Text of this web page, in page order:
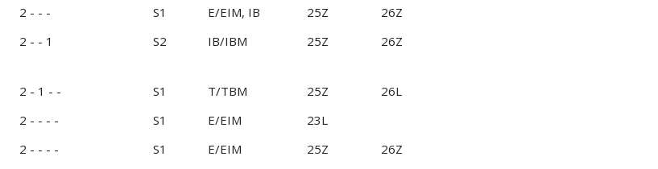
2 - - - S1 E/EIM, IB 25Z
26Z
2 - - 1 S2 IB/IBM 25Z 26Z
2 - 1 - - S1 T/TBM 25Z
26L
2 - - - - S1 E/EIM
23L
2 - - - - S1 E/EIM 25Z
26Z